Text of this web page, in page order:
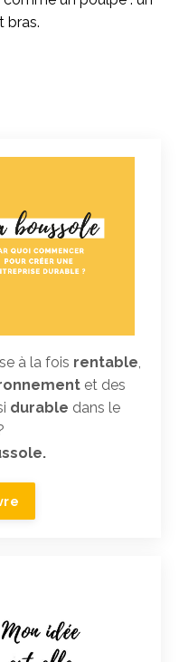
bras.
à la fois rentable
et des
durable dans le